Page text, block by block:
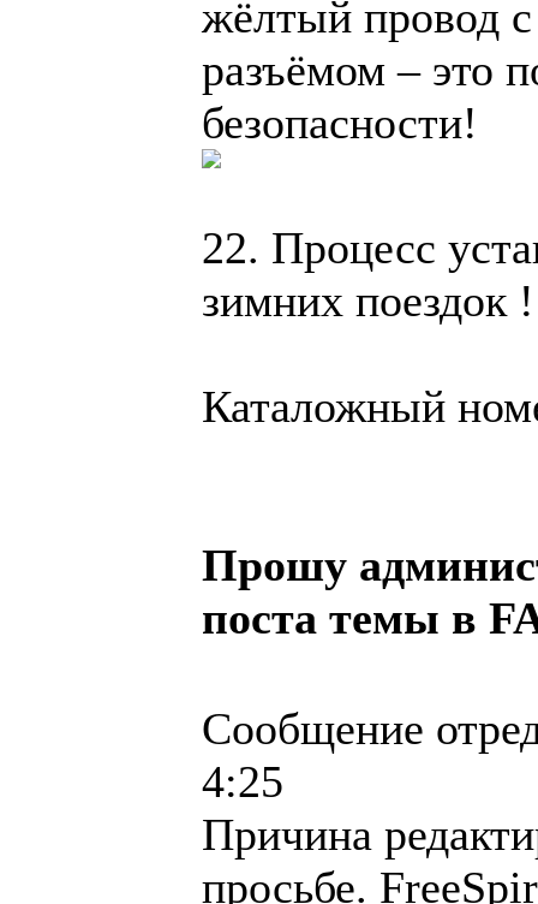
жёлтый провод
разъёмом – это
безопасности!
22. Процесс
зимних поездок !
Каталожный
Прошу
поста темы в
Сообщение
4:25
Причина
просьбе.